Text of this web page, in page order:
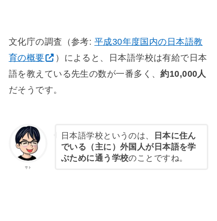
文化庁の調査（参考: 平成30年度国内の日本語教
育の概要
）によると、日本語学校は有給で日本
語を教えている先生の数が一番多く、約10,000人
だそうです。
サト
日本語学校というのは、
日本に住ん
でいる（主に）外国人が日本語を学
ぶために通う学校のことですね。